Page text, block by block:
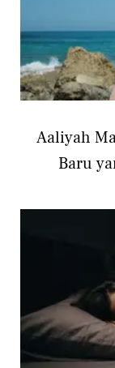
Aaliyah
Baru